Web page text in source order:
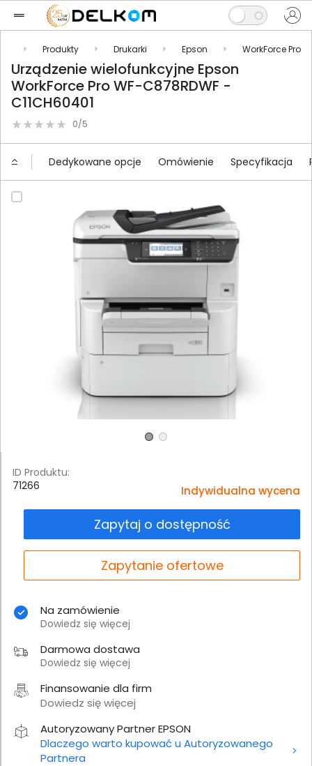
Produkty Drukarki Epson WorkForce Pro
Urządzenie wielofunkcyjne Epson
WorkForce Pro WF-C878RDWF -
C11CH60401
0/5
Dedykowane opcje Omówienie Specyfikacja
ID Produktu:
71266
Indywidualna wycena
Zapytaj o dostępność
Zapytanie ofertowe
Na zamówienie
Dowiedz się więcej
Darmowa dostawa
Dowiedz się więcej
Finansowanie dla firm
Dowiedz się więcej
Autoryzowany Partner EPSON
Dlaczego warto kupować u Autoryzowanego
Partnera